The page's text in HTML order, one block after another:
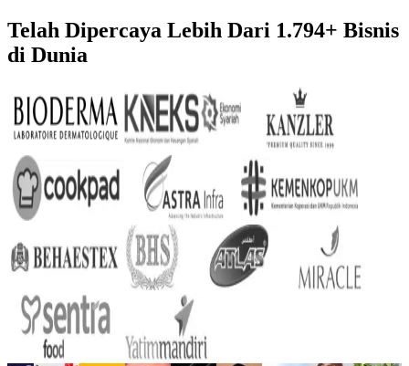
Telah Dipercaya Lebih Dari 1.794+ Bisnis
di Dunia